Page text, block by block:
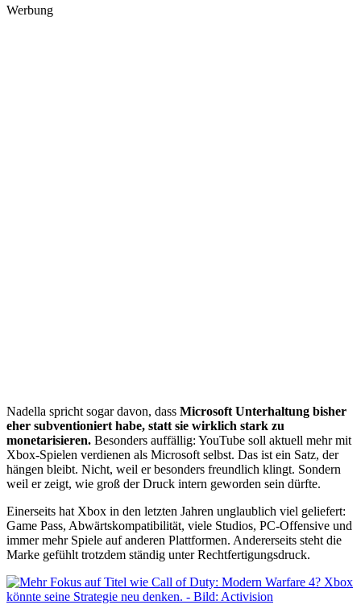
Werbung
Nadella spricht sogar davon, dass Microsoft Unterhaltung bisher
eher subventioniert habe, statt sie wirklich stark zu
monetarisieren. Besonders auffällig: YouTube soll aktuell mehr mit
Xbox-Spielen verdienen als Microsoft selbst. Das ist ein Satz, der
hängen bleibt. Nicht, weil er besonders freundlich klingt. Sondern
weil er zeigt, wie groß der Druck intern geworden sein dürfte.
Einerseits hat Xbox in den letzten Jahren unglaublich viel geliefert:
Game Pass, Abwärtskompatibilität, viele Studios, PC-Offensive und
immer mehr Spiele auf anderen Plattformen. Andererseits steht die
Marke gefühlt trotzdem ständig unter Rechtfertigungsdruck.